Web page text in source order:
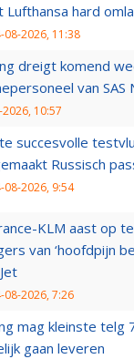
Lufthansa hard
08-2026, 11:38
dreigt komend
van SAS
10:57
succesvolle
Russisch
08-2026, 9:54
KLM aast op
van ‘hoofdpijn
08-2026, 7:26
mag kleinste telg
gaan leveren